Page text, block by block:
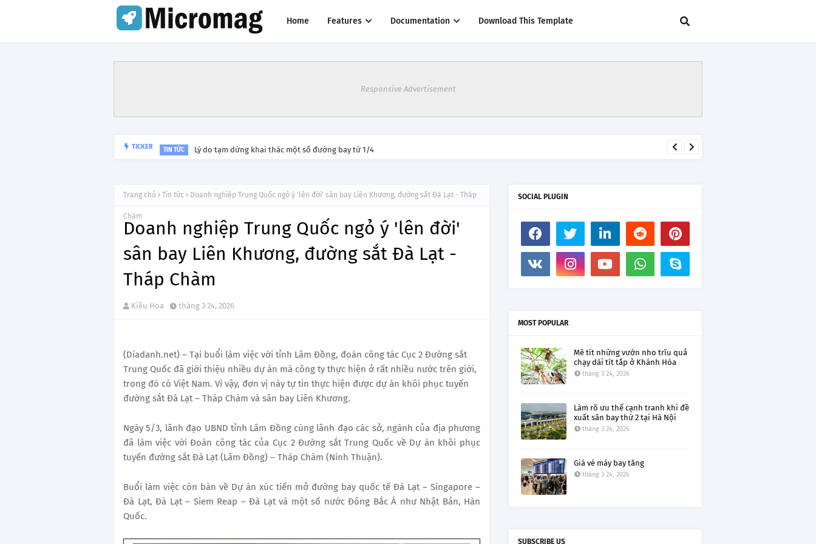
Home Features Documentation Download This Template
Responsive Advertisement
TICKER TIN TỨC Lý do tạm dừng khai thác một số đường bay từ 1/4
Trang chủ Tin tức Doanh nghiệp Trung Quốc ngỏ ý 'lên đời' sân bay Liên Khương, đường sắt Đà Lạt - Tháp
Chàm
Doanh nghiệp Trung Quốc ngỏ ý 'lên đời'
sân bay Liên Khương, đường sắt Đà Lạt -
Tháp Chàm
Kiều Hoa tháng 3 24, 2026
(Diadanh.net) – Tại buổi làm việc với tỉnh Lâm Đồng, đoàn công tác Cục 2 Đường sắt
Trung Quốc đã giới thiệu nhiều dự án mà công ty thực hiện ở rất nhiều nước trên giới,
trong đó có Việt Nam. Vì vậy, đơn vị này tự tin thực hiện được dự án khôi phục tuyến
đường sắt Đà Lạt – Tháp Chàm và sân bay Liên Khương.
Ngày 5/3, lãnh đạo UBND tỉnh Lâm Đồng cùng lãnh đạo các sở, ngành của địa phương
đã làm việc với Đoàn công tác của Cục 2 Đường sắt Trung Quốc về Dự án khôi phục
tuyến đường sắt Đà Lạt (Lâm Đồng) – Tháp Chàm (Ninh Thuận).
Buổi làm việc còn bàn về Dự án xúc tiến mở đường bay quốc tế Đà Lạt – Singapore –
Đà Lạt, Đà Lạt – Siem Reap – Đà Lạt và một số nước Đông Bắc Á như Nhật Bản, Hàn
Quốc.
SOCIAL PLUGIN
MOST POPULAR
Mê tít những vườn nho trĩu quả
chạy dài tít tắp ở Khánh Hòa
tháng 3 24, 2026
Làm rõ ưu thế cạnh tranh khi đề
xuất sân bay thứ 2 tại Hà Nội
tháng 3 24, 2026
Giá vé máy bay tăng
tháng 3 24, 2026
SUBSCRIBE US